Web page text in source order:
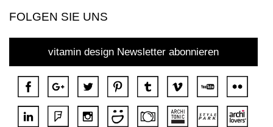
FOLGEN SIE UNS
vitamin design Newsletter abonnieren